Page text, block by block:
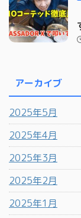
アーカイブ
2025年5月
2025年4月
2025年3月
2025年2月
2025年1月